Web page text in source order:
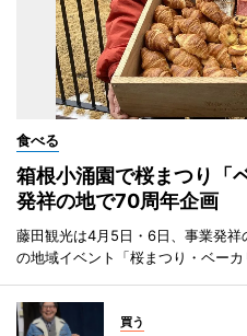
食べる
箱根小涌園で桜まつり
発祥の地で70周年企画
藤田観光は4月5日・6日、事業発
の地域イベント「桜まつり・ベーカ
買う